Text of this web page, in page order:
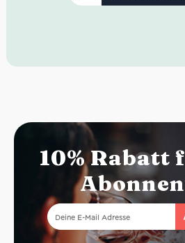
10% Rabatt